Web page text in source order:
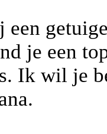
een
je een
Ik wil je